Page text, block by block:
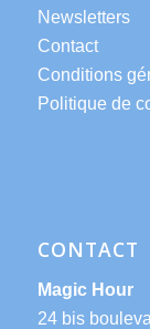
Newsletters
Contact
Conditions
Politique de
CONTACT
Magic Hour
24 bis